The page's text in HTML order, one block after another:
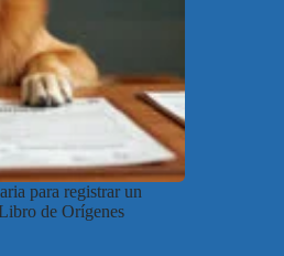
para registrar un
de Orígenes